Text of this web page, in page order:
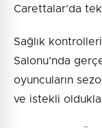
Carettalar’da
Sağlık
Salonu’nda
oyuncuların
ve istekli